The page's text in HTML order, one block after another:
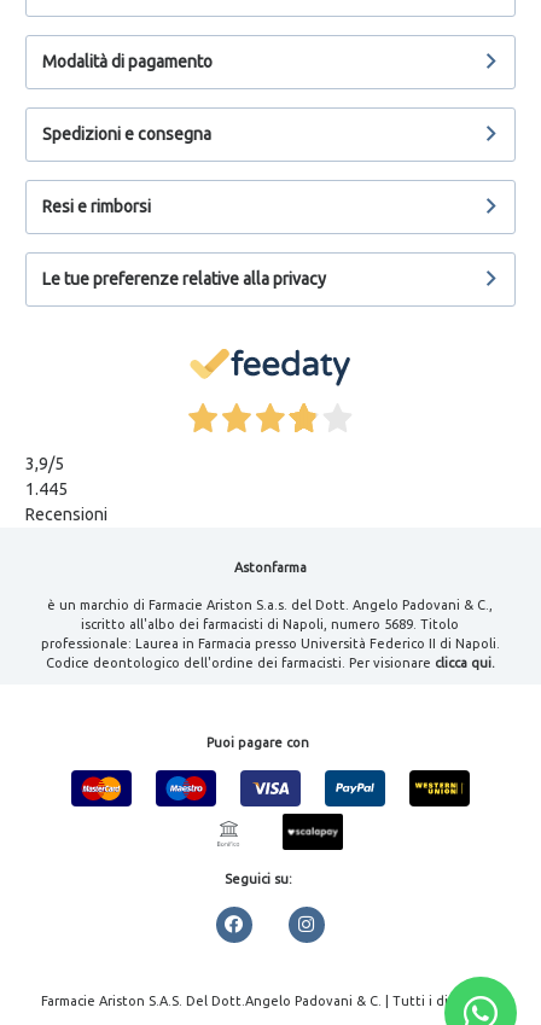
Modalità di pagamento
Spedizioni e consegna
Resi e rimborsi
Le tue preferenze relative alla privacy
3,9/5
1.445
Recensioni
Astonfarma
è un marchio di Farmacie Ariston S.a.s. del Dott. Angelo Padovani & C.,
iscritto all'albo dei farmacisti di Napoli, numero 5689. Titolo
professionale: Laurea in Farmacia presso Università Federico II di Napoli.
Codice deontologico dell'ordine dei farmacisti. Per visionare clicca qui.
Puoi pagare con
Seguici su:
Farmacie Ariston S.A.S. Del Dott.Angelo Padovani & C. | Tutti i diritti